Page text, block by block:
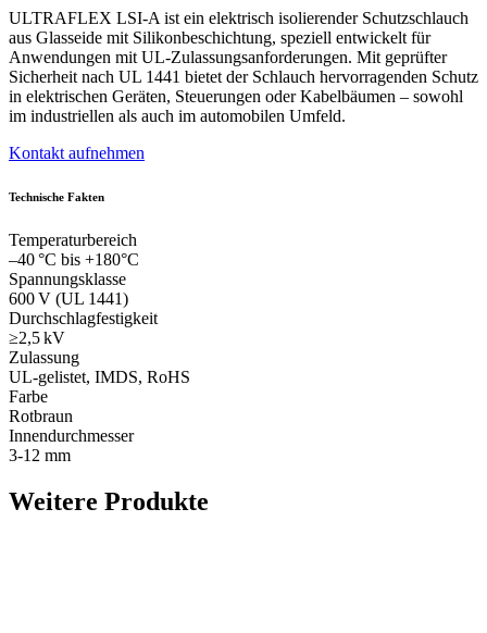
ULTRAFLEX LSI-A ist ein elektrisch isolierender Schutzschlauch
aus Glasseide mit Silikonbeschichtung, speziell entwickelt für
Anwendungen mit UL-Zulassungsanforderungen. Mit geprüfter
Sicherheit nach UL 1441 bietet der Schlauch hervorragenden Schutz
in elektrischen Geräten, Steuerungen oder Kabelbäumen – sowohl
im industriellen als auch im automobilen Umfeld.
Kontakt aufnehmen
Technische Fakten
Temperaturbereich
–40 °C bis +180°C
Spannungsklasse
600 V (UL 1441)
Durchschlagfestigkeit
≥2,5 kV
Zulassung
UL-gelistet, IMDS, RoHS
Farbe
Rotbraun
Innendurchmesser
3-12 mm
Weitere Produkte